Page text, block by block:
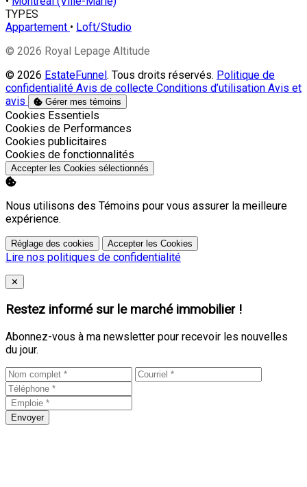
TYPES
Appartement • Loft/Studio
© 2026 Royal Lepage Altitude
© 2026 EstateFunnel . Tous droits réservés. Politique de
confidentialité Avis de collecte Conditions d’utilisation Avis et
avis
Gérer mes témoins
Activer
Cookies Essentiels
Activer
Cookies de Performances
Activer
Cookies publicitaires
Activer
Cookies de fonctionnalités
Accepter les Cookies sélectionnés
Nous utilisons des Témoins pour vous assurer la meilleure
expérience.
Réglage des cookies Accepter les Cookies
Lire nos politiques de confidentialité
Close
✕
Restez informé sur le marché immobilier !
Abonnez-vous à ma newsletter pour recevoir les nouvelles
du jour.
Envoyer